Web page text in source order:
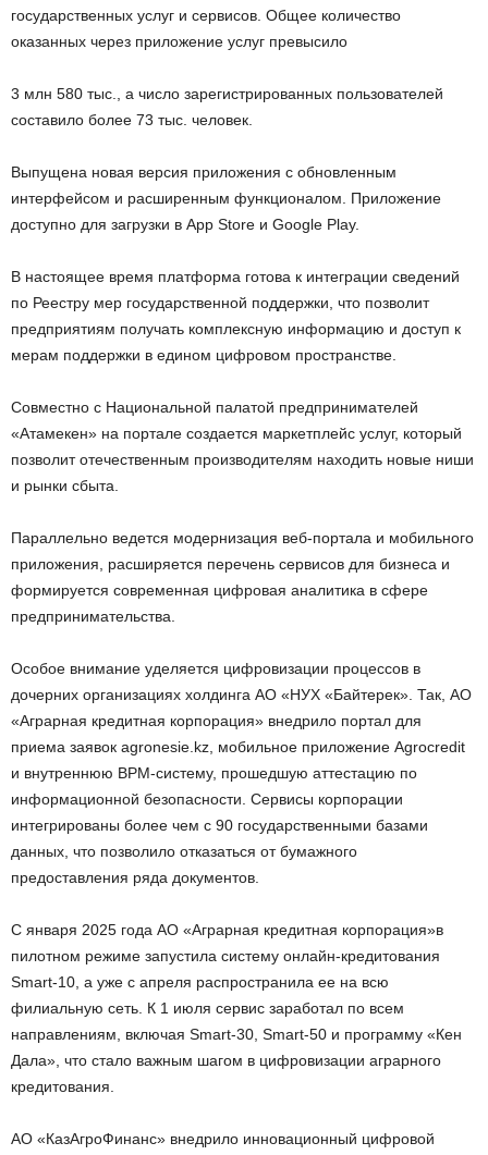
государственных услуг и сервисов. Общее количество
оказанных через приложение услуг превысило
3 млн 580 тыс., а число зарегистрированных пользователей
составило более 73 тыс. человек.
Выпущена новая версия приложения с обновленным
интерфейсом и расширенным функционалом. Приложение
доступно для загрузки в App Store и Google Play.
В настоящее время платформа готова к интеграции сведений
по Реестру мер государственной поддержки, что позволит
предприятиям получать комплексную информацию и доступ к
мерам поддержки в едином цифровом пространстве.
Совместно с Национальной палатой предпринимателей
«Атамекен» на портале создается маркетплейс услуг, который
позволит отечественным производителям находить новые ниши
и рынки сбыта.
Параллельно ведется модернизация веб-портала и мобильного
приложения, расширяется перечень сервисов для бизнеса и
формируется современная цифровая аналитика в сфере
предпринимательства.
Особое внимание уделяется цифровизации процессов в
дочерних организациях холдинга АО «НУХ «Байтерек». Так, АО
«Аграрная кредитная корпорация» внедрило портал для
приема заявок agronesie.kz, мобильное приложение Agrocredit
и внутреннюю ВРМ-систему, прошедшую аттестацию по
информационной безопасности. Сервисы корпорации
интегрированы более чем с 90 государственными базами
данных, что позволило отказаться от бумажного
предоставления ряда документов.
С января 2025 года АО «Аграрная кредитная корпорация»в
пилотном режиме запустила систему онлайн-кредитования
Smart-10, а уже с апреля распространила ее на всю
филиальную сеть. К 1 июля сервис заработал по всем
направлениям, включая Smart-30, Smart-50 и программу «Кен
Дала», что стало важным шагом в цифровизации аграрного
кредитования.
АО «КазАгроФинанс» внедрило инновационный цифровой